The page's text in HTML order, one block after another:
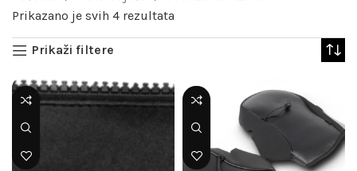
Prikazano je svih 4 rezultata
Prikaži filtere